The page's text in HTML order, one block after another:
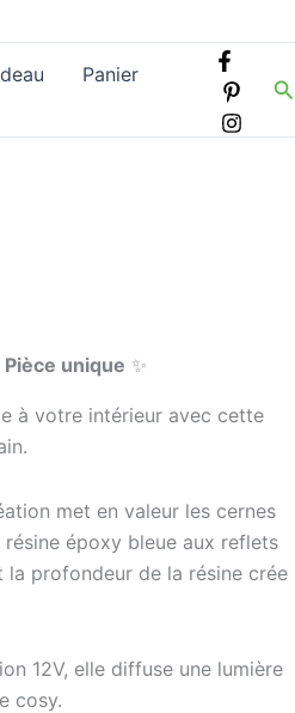
Panier
unique ✨
à votre intérieur avec cette
met en valeur les cernes
époxy bleue aux reflets
profondeur de la résine crée
12V, elle diffuse une lumière
cosy.